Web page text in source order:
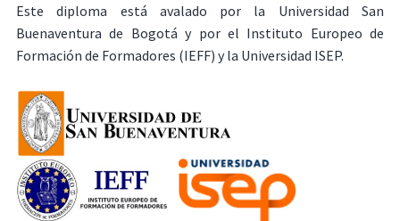
Este diploma está avalado por la Universidad San
Buenaventura de Bogotá y por el Instituto Europeo de
Formación de Formadores (IEFF) y la Universidad ISEP.